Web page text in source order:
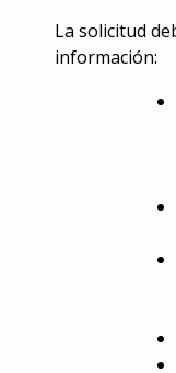
La solicitud
información: